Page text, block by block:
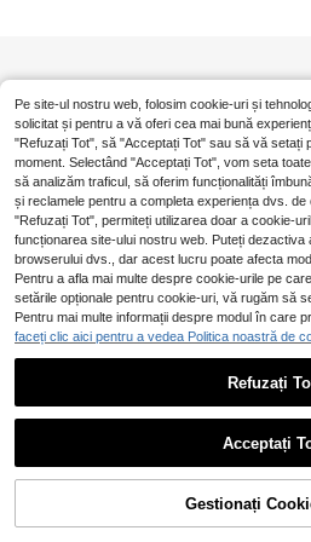
Pe site-ul nostru web, folosim cookie-uri și
solicitat și pentru a vă oferi cea mai bună
"Refuzați Tot", să "Acceptați Tot" sau să vă setați
moment. Selectând "Acceptați Tot", vom seta
să analizăm traficul, să oferim funcționalități
și reclamele pentru a completa experiența dvs.
"Refuzați Tot", permiteți utilizarea doar a cookie-
funcționarea site-ului nostru web. Puteți
browserului dvs., dar acest lucru poate afecta
Pentru a afla mai multe despre cookie-urile pe
setările opționale pentru cookie-uri, vă rugăm să
Pentru mai multe informații despre modul în care
faceți clic aici pentru a vedea Politica noastră de
Refuzați
Acceptați
Gestionați